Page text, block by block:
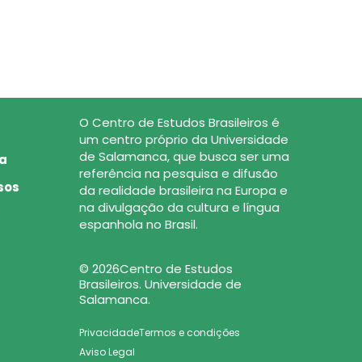
O Centro de Estudos Brasileiros é
um centro próprio da Universidade
de Salamanca, que busca ser uma
referência na pesquisa e difusão
da realidade brasileira na Europa e
na divulgação da cultura e língua
espanhola no Brasil.
© 2026Centro de Estudos
Brasileiros. Universidade de
Salamanca.
PrivacidadeTermos e condições
Aviso Legal